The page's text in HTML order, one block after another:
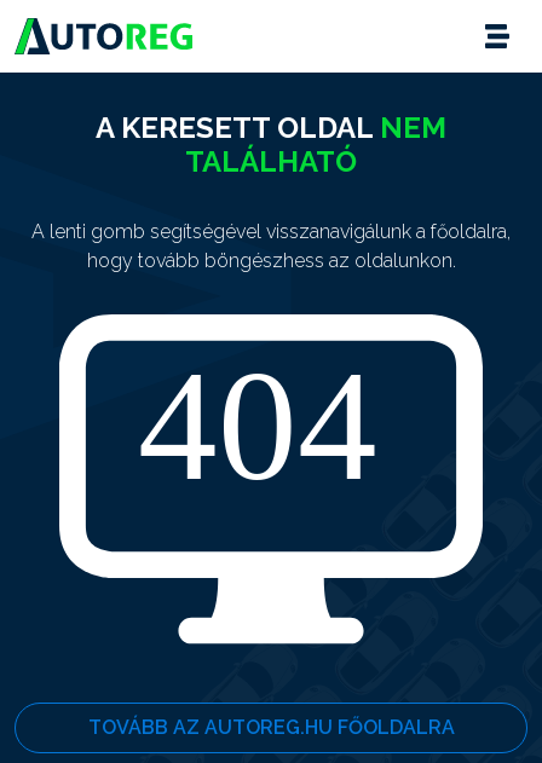
A KERESETT OLDAL NEM
TALÁLHATÓ
A lenti gomb segítségével visszanavigálunk a főoldalra,
hogy tovább böngészhess az oldalunkon.
TOVÁBB AZ AUTOREG.HU FŐOLDALRA